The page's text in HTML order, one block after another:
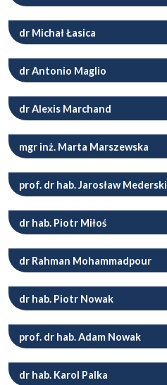
dr Michał Łasica
dr Antonio Maglio
dr Alexis Marchand
mgr inż. Marta Marszewska
prof. dr hab. Jarosław Mederski
dr hab. Piotr Miłoś
dr Rahman Mohammadpour
dr hab. Piotr Nowak
prof. dr hab. Adam Nowak
dr hab. Karol Palka